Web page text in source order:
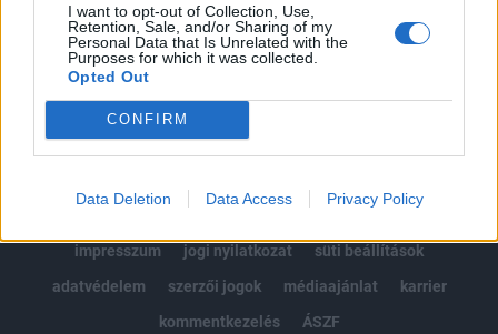
I want to opt-out of Collection, Use,
Retention, Sale, and/or Sharing of my
Personal Data that Is Unrelated with the
Purposes for which it was collected.
Opted Out
CONFIRM
Data Deletion Data Access Privacy Policy
MÁR ELŐFIZETŐNK VAGY?BEJELENTKEZÉS
impresszum
jogi nyilatkozat
süti beállítások
adatvédelem
szerzői jogok médiaajánlat
karrier
kommentkezelés
ÁSZF